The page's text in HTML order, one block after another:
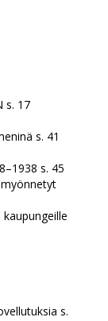
s. 17
s. 41
s. 45
s.